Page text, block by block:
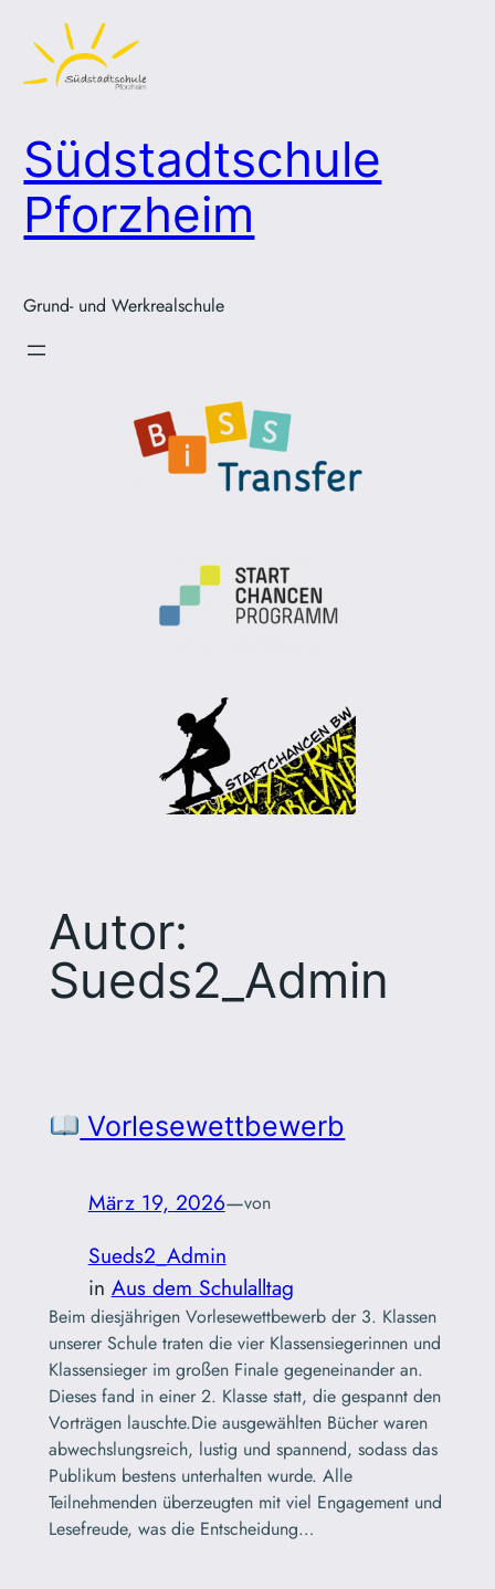
Inhalt
springen
Südstadtschule
Pforzheim
Grund- und Werkrealschule
Autor:
Sueds2_Admin
Vorlesewettbewerb
März 19, 2026—von
Sueds2_Admin
in Aus dem Schulalltag
Beim diesjährigen Vorlesewettbewerb der 3. Klassen
unserer Schule traten die vier Klassensiegerinnen und
Klassensieger im großen Finale gegeneinander an.
Dieses fand in einer 2. Klasse statt, die gespannt den
Vorträgen lauschte.Die ausgewählten Bücher waren
abwechslungsreich, lustig und spannend, sodass das
Publikum bestens unterhalten wurde. Alle
Teilnehmenden überzeugten mit viel Engagement und
Lesefreude, was die Entscheidung…